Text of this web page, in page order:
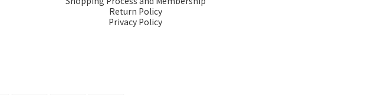
Return Policy
Privacy Policy